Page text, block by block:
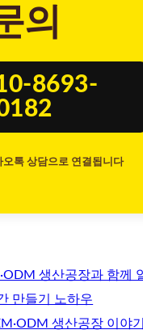
의
8693-
톡 상담으로 연결됩니다
생산공장과 함께
만들기 노하우
생산공장 이야